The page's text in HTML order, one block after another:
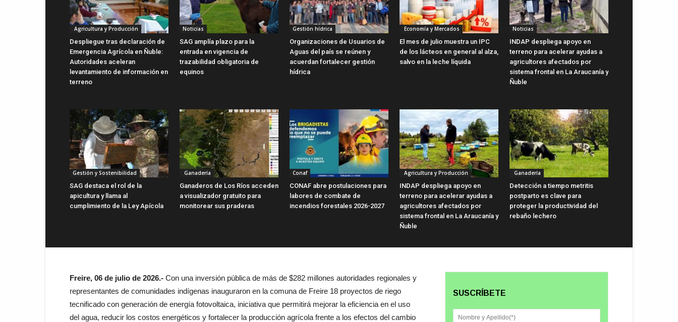
Agricultura y Producción
Despliegue tras declaración de
Emergencia Agrícola en Ñuble:
Autoridades aceleran
levantamiento de información en
terreno
Noticias
SAG amplía plazo para la
entrada en vigencia de
trazabilidad obligatoria de
equinos
Gestión hídrica
Organizaciones de Usuarios de
Aguas del país se reúnen y
acuerdan fortalecer gestión
hídrica
Economía y Mercados
El mes de julio muestra un IPC
de los lácteos en general al alza,
salvo en la leche líquida
Noticias
INDAP despliega apoyo en
terreno para acelerar ayudas a
agricultores afectados por
sistema frontal en La Araucanía y
Ñuble
Gestión y Sostenibilidad
SAG destaca el rol de la
apicultura y llama al
cumplimiento de la Ley Apícola
Ganadería
Ganaderos de Los Ríos acceden
a visualizador gratuito para
monitorear sus praderas
Conaf
CONAF abre postulaciones para
labores de combate de
incendios forestales 2026-2027
Agricultura y Producción
INDAP despliega apoyo en
terreno para acelerar ayudas a
agricultores afectados por
sistema frontal en La Araucanía y
Ñuble
Ganadería
Detección a tiempo metritis
postparto es clave para
proteger la productividad del
rebaño lechero
Freire, 06 de julio de 2026.- Con una inversión pública de más de $282 millones autoridades regionales y
representantes de comunidades indígenas inauguraron en la comuna de Freire 18 proyectos de riego
tecnificado con generación de energía fotovoltaica, iniciativa que permitirá mejorar la eficiencia en el uso
del agua, reducir los costos energéticos y fortalecer la producción agrícola frente a los efectos del cambio
SUSCRÍBETE